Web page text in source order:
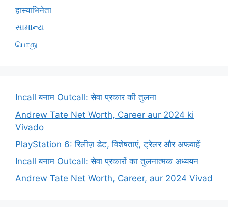
हास्याभिनेता
સામાન્ય
பொது
Incall बनाम Outcall: सेवा प्रकार की तुलना
Andrew Tate Net Worth, Career aur 2024 ki
Vivado
PlayStation 6: रिलीज़ डेट, विशेषताएं, ट्रेलर और अफवाहें
Incall बनाम Outcall: सेवा प्रकारों का तुलनात्मक अध्ययन
Andrew Tate Net Worth, Career, aur 2024 Vivad